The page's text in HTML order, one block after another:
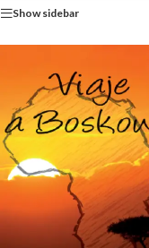
Show sidebar